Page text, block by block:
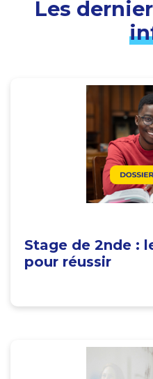
Les
Stage de 2nde :
pour réussir